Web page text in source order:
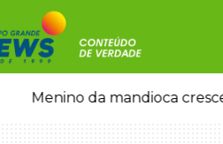
Menino da mandioca